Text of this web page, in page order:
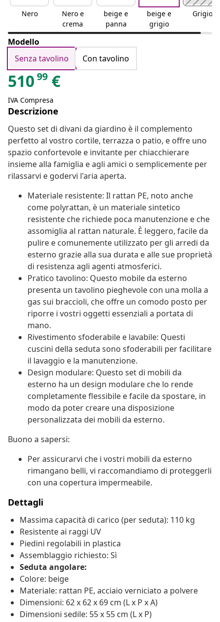
Nero
Nero e
crema
beige e
panna
beige e
grigio
Grigio
Modello
Senza tavolino
Con tavolino
51099 €
IVA Compresa
Descrizione
Questo set di divani da giardino è il complemento
perfetto al vostro cortile, terrazza o patio, e offre uno
spazio confortevole e invitante per chiacchierare
insieme alla famiglia e agli amici o semplicemente per
rilassarvi e godervi l'aria aperta.
Materiale resistente: Il rattan PE, noto anche
come polyrattan, è un materiale sintetico
resistente che richiede poca manutenzione e che
assomiglia al rattan naturale. È leggero, facile da
pulire e comunemente utilizzato per gli arredi da
esterno grazie alla sua durata e alle sue proprietà
di resistenza agli agenti atmosferici.
Pratico tavolino: Questo mobile da esterno
presenta un tavolino pieghevole con una molla a
gas sui braccioli, che offre un comodo posto per
riporre i vostri oggetti essenziali a portata di
mano.
Rivestimento sfoderabile e lavabile: Questi
cuscini della seduta sono sfoderabili per facilitare
il lavaggio e la manutenzione.
Design modulare: Questo set di mobili da
esterno ha un design modulare che lo rende
completamente flessibile e facile da spostare, in
modo da poter creare una disposizione
personalizzata dei mobili da esterno.
Buono a sapersi:
Per assicurarvi che i vostri mobili da esterno
rimangano belli, vi raccomandiamo di proteggerli
con una copertura impermeabile.
Dettagli
Massima capacità di carico (per seduta): 110 kg
Resistente ai raggi UV
Piedini regolabili in plastica
Assemblaggio richiesto: Sì
Seduta angolare:
Colore: beige
Materiale: rattan PE, acciaio verniciato a polvere
Dimensioni: 62 x 62 x 69 cm (L x P x A)
Dimensioni sedile: 55 x 55 cm (L x P)